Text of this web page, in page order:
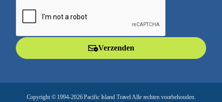
a
Verzenden
Copyright © 1994-2026 Pacific Island Travel Alle rechten voorbehouden.